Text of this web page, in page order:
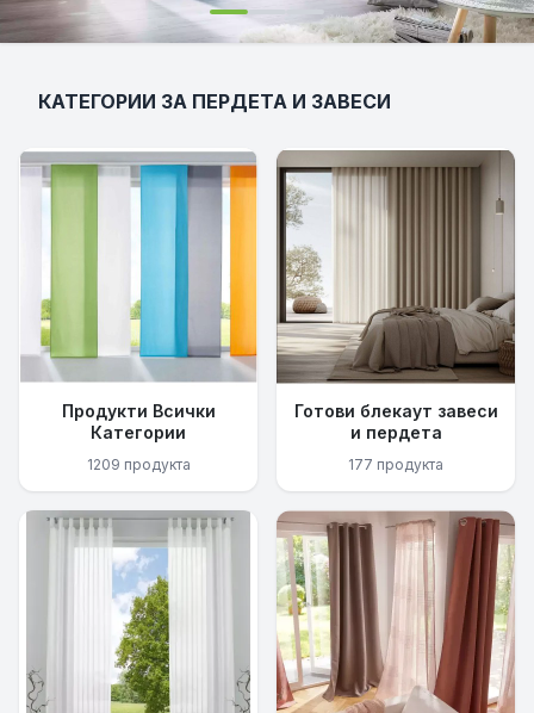
КАТЕГОРИИ ЗА ПЕРДЕТА И ЗАВЕСИ
Продукти Всички
Категории
1209 продукта
Готови блекаут завеси
и пердета
177 продукта